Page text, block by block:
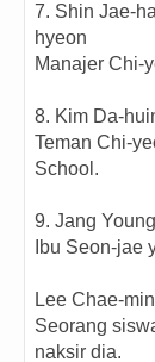
7. Shin Jae-
hyeon
Manajer Chi-
8. Kim Da-
Teman Chi-
School.
9. Jang
Ibu Seon-jae
Lee Chae-
Seorang
naksir dia.